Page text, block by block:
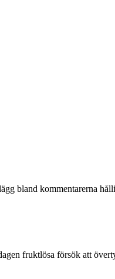
bland kommentarerna
fruktlösa försök att